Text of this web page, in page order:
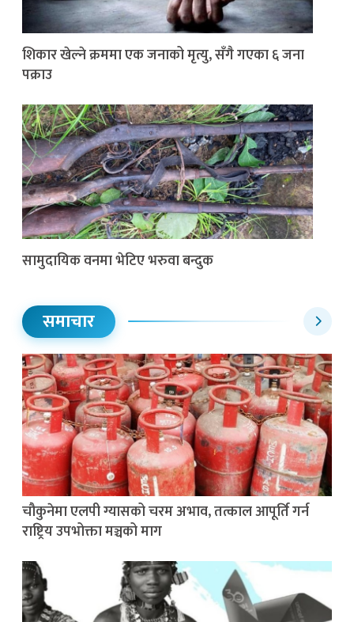
शिकार खेल्ने क्रममा एक जनाको मृत्यु, सँगै गएका ६ जना
पक्राउ
सामुदायिक वनमा भेटिए भरुवा बन्दुक
समाचार
चौकुनेमा एलपी ग्यासको चरम अभाव, तत्काल आपूर्ति गर्न
राष्ट्रिय उपभोक्ता मञ्चको माग